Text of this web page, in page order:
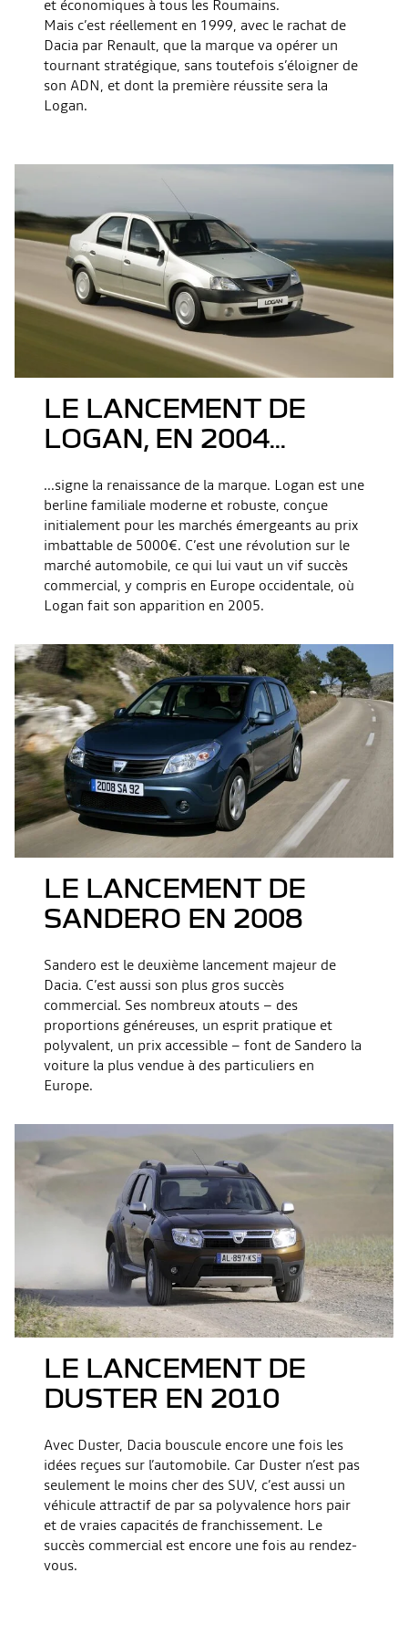
et économiques à tous les Roumains.
Mais c’est réellement en 1999, avec le rachat de
Dacia par Renault, que la marque va opérer un
tournant stratégique, sans toutefois s’éloigner de
son ADN, et dont la première réussite sera la
Logan.
LE LANCEMENT DE
LOGAN, EN 2004...
...signe la renaissance de la marque. Logan est une
berline familiale moderne et robuste, conçue
initialement pour les marchés émergeants au prix
imbattable de 5000€. C’est une révolution sur le
marché automobile, ce qui lui vaut un vif succès
commercial, y compris en Europe occidentale, où
Logan fait son apparition en 2005.
LE LANCEMENT DE
SANDERO EN 2008
Sandero est le deuxième lancement majeur de
Dacia. C’est aussi son plus gros succès
commercial. Ses nombreux atouts – des
proportions généreuses, un esprit pratique et
polyvalent, un prix accessible – font de Sandero la
voiture la plus vendue à des particuliers en
Europe.
LE LANCEMENT DE
DUSTER EN 2010
Avec Duster, Dacia bouscule encore une fois les
idées reçues sur l’automobile. Car Duster n’est pas
seulement le moins cher des SUV, c’est aussi un
véhicule attractif de par sa polyvalence hors pair
et de vraies capacités de franchissement. Le
succès commercial est encore une fois au rendez-
vous.